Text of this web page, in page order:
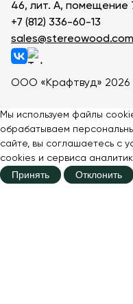
46, лит. А, помещение
+7 (812) 336-60-13
sales@stereowood.com
ООО «Крафтвуд» 2026
Мы используем файлы
обрабатываем
сайте, вы соглашаетесь с
cookies и сервиса
Принять Отклонить